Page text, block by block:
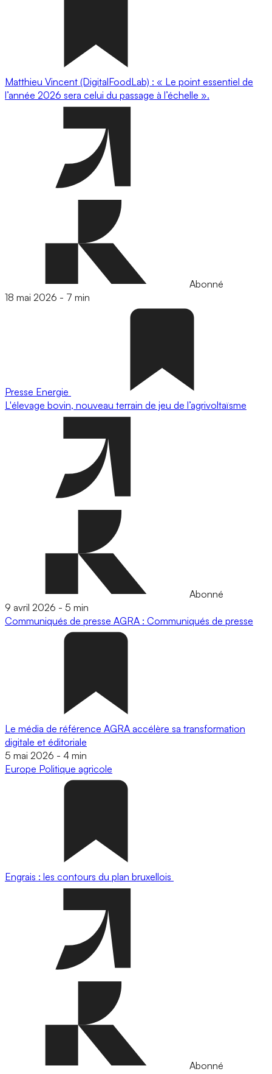
Matthieu Vincent (DigitalFoodLab) : « Le point essentiel de
l’année 2026 sera celui du passage à l’échelle ».
Abonné
18 mai 2026 - 7 min
Presse Energie
L'élevage bovin, nouveau terrain de jeu de l’agrivoltaïsme
Abonné
9 avril 2026 - 5 min
Communiqués de presse AGRA : Communiqués de presse
Le média de référence AGRA accélère sa transformation
digitale et éditoriale
5 mai 2026 - 4 min
Europe Politique agricole
Engrais : les contours du plan bruxellois
Abonné